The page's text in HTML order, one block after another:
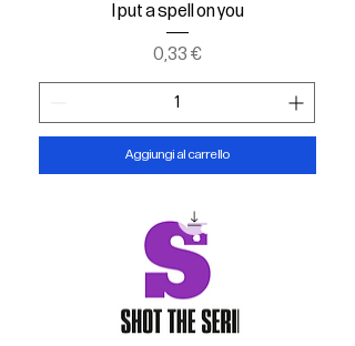
I put a spell on you
Prezzo
0,33 €
Aggiungi al carrello